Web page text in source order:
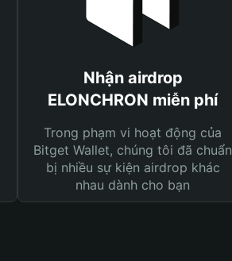
Nhận airdrop
ELONCHRON miễn phí
Trong phạm vi hoạt động của
Bitget Wallet, chúng tôi đã chuẩn
bị nhiều sự kiện airdrop khác
nhau dành cho bạn